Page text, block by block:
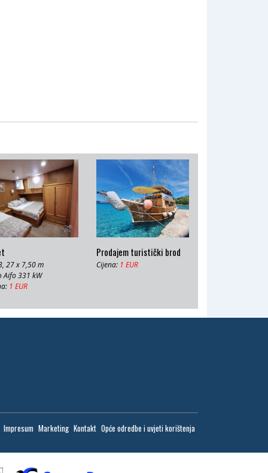
27 x 7,50 m
Aifo 331 kW
1 EUR
Prodajem turistički brod
Cijena: 1 EUR
Impresum Marketing Kontakt Opće odredbe i uvjeti korištenja